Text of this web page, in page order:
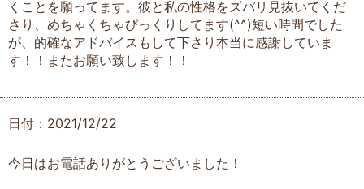
くことを願ってます。彼と私の性格をズバリ見抜いてくだ
さり、めちゃくちゃびっくりしてます(^^)短い時間でした
が、的確なアドバイスもして下さり本当に感謝していま
す！！またお願い致します！！
日付：2021/12/22
今日はお電話ありがとうございました！